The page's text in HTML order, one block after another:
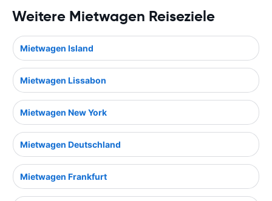
Weitere Mietwagen Reiseziele
Mietwagen Island
Mietwagen Lissabon
Mietwagen New York
Mietwagen Deutschland
Mietwagen Frankfurt